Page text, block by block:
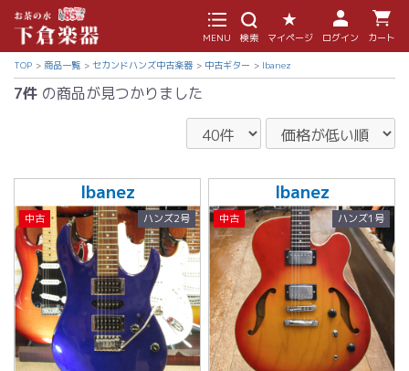
MENU 検索 マイページ ログイン カート
TOP 商品一覧 セカンドハンズ中古楽器 中古ギター Ibanez
7件 の商品が見つかりました
Ibanez
中古 ハンズ2号
Ibanez
中古 ハンズ1号